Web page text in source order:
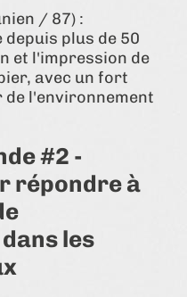
/ 87) :
plus de 50
et l'impression de
avec un fort
de l'environnement
#2 -
répondre à
les